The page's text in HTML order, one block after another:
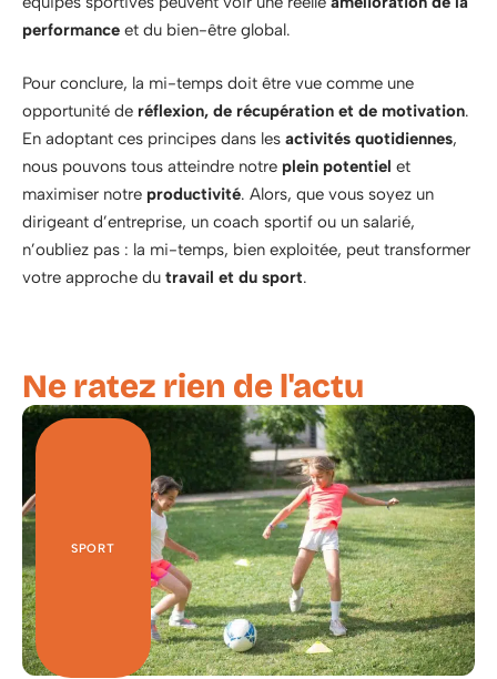
performance et du bien-être global.
Pour conclure, la mi-temps doit être vue comme une
opportunité de réflexion, de récupération et de motivation.
En adoptant ces principes dans les activités quotidiennes,
nous pouvons tous atteindre notre plein potentiel et
maximiser notre productivité. Alors, que vous soyez un
dirigeant d’entreprise, un coach sportif ou un salarié,
n’oubliez pas : la mi-temps, bien exploitée, peut transformer
votre approche du travail et du sport.
Ne ratez rien de l'actu
SPORT